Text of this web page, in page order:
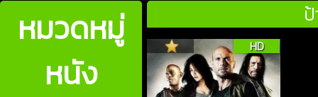
หมวดหมู่
หนัง
HD